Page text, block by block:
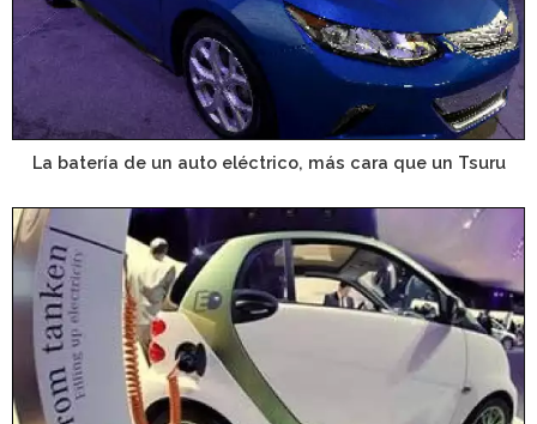
La batería de un auto eléctrico, más cara que un Tsuru